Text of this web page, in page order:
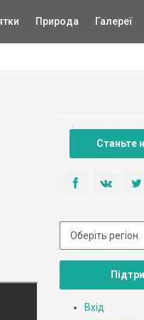
Природа Галереї
Станьте
Вхід